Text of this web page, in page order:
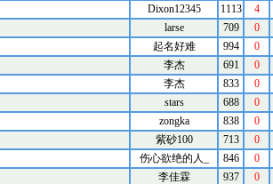
Dixon12345 1113 4
larse 709 0
起名好难 994 0
李杰 691 0
李杰 833 0
stars 688 0
zongka 838 0
紫砂100 713 0
伤心欲绝的人_ 846 0
李佳霖 937 0